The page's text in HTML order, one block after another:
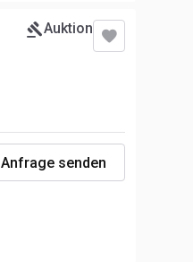
Auktion
Anfrage senden